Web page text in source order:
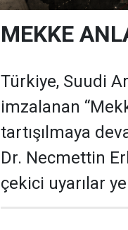
MEKKE
Türkiye, Suudi
imzalanan
tartışılmaya
Dr. Necmettin
çekici uyarılar